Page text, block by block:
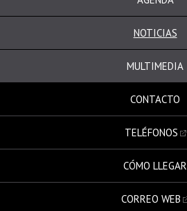
NOTICIAS
MULTIMEDIA
CONTACTO
TELÉFONOS
CÓMO LLEGAR
CORREO WEB